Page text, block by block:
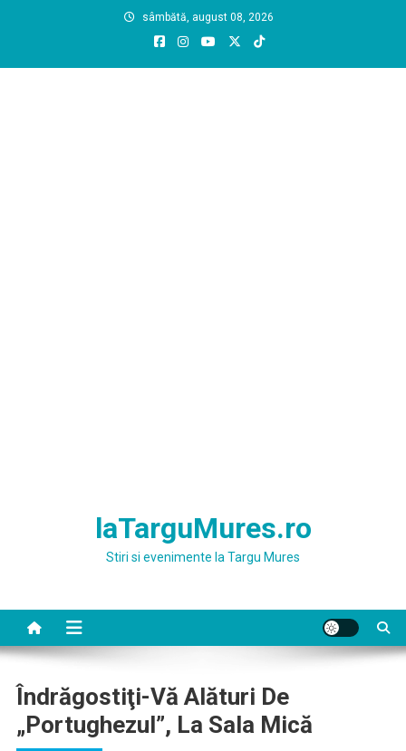
sâmbătă, august 08, 2026
laTarguMures.ro
Stiri si evenimente la Targu Mures
Îndrăgostiţi-Vă Alături De
„Portughezul”, La Sala Mică